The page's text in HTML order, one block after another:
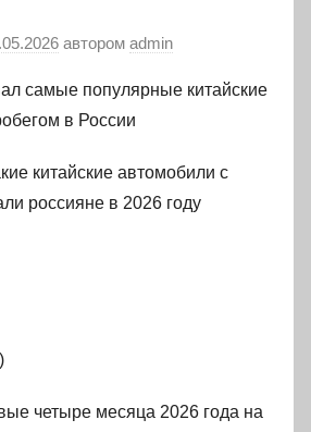
автором admin
самые популярные китайские
в России
китайские автомобили с
россияне в 2026 году
четыре месяца 2026 года на